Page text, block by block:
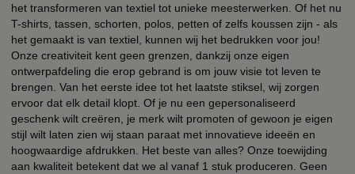
het transformeren van textiel tot unieke meesterwerken. Of het nu
T-shirts, tassen, schorten, polos, petten of zelfs koussen zijn - als
het gemaakt is van textiel, kunnen wij het bedrukken voor jou!
Onze creativiteit kent geen grenzen, dankzij onze eigen
ontwerpafdeling die erop gebrand is om jouw visie tot leven te
brengen. Van het eerste idee tot het laatste stiksel, wij zorgen
ervoor dat elk detail klopt. Of je nu een gepersonaliseerd
geschenk wilt creëren, je merk wilt promoten of gewoon je eigen
stijl wilt laten zien wij staan paraat met innovatieve ideeën en
hoogwaardige afdrukken. Het beste van alles? Onze toewijding
aan kwaliteit betekent dat we al vanaf 1 stuk produceren. Geen